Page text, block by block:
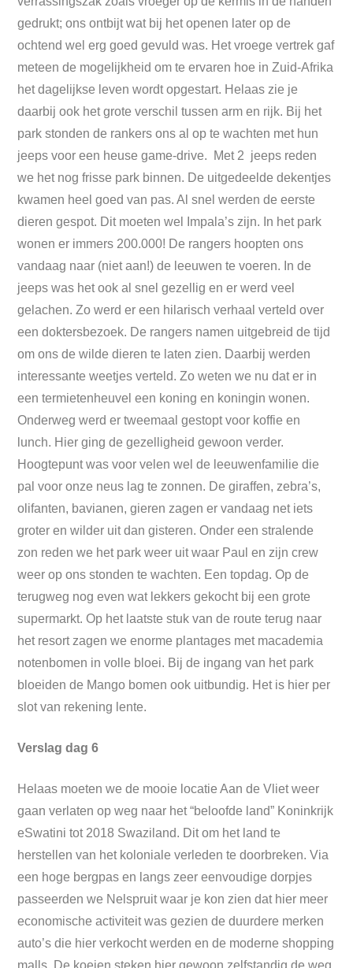
gedrukt; ons ontbijt wat bij het openen later op de
ochtend wel erg goed gevuld was. Het vroege vertrek gaf
meteen de mogelijkheid om te ervaren hoe in Zuid-Afrika
het dagelijkse leven wordt opgestart. Helaas zie je
daarbij ook het grote verschil tussen arm en rijk. Bij het
park stonden de rankers ons al op te wachten met hun
jeeps voor een heuse game-drive. Met 2 jeeps reden
we het nog frisse park binnen. De uitgedeelde dekentjes
kwamen heel goed van pas. Al snel werden de eerste
dieren gespot. Dit moeten wel Impala’s zijn. In het park
wonen er immers 200.000! De rangers hoopten ons
vandaag naar (niet aan!) de leeuwen te voeren. In de
jeeps was het ook al snel gezellig en er werd veel
gelachen. Zo werd er een hilarisch verhaal verteld over
een doktersbezoek. De rangers namen uitgebreid de tijd
om ons de wilde dieren te laten zien. Daarbij werden
interessante weetjes verteld. Zo weten we nu dat er in
een termietenheuvel een koning en koningin wonen.
Onderweg werd er tweemaal gestopt voor koffie en
lunch. Hier ging de gezelligheid gewoon verder.
Hoogtepunt was voor velen wel de leeuwenfamilie die
pal voor onze neus lag te zonnen. De giraffen, zebra’s,
olifanten, bavianen, gieren zagen er vandaag net iets
groter en wilder uit dan gisteren. Onder een stralende
zon reden we het park weer uit waar Paul en zijn crew
weer op ons stonden te wachten. Een topdag. Op de
terugweg nog even wat lekkers gekocht bij een grote
supermarkt. Op het laatste stuk van de route terug naar
het resort zagen we enorme plantages met macademia
notenbomen in volle bloei. Bij de ingang van het park
bloeiden de Mango bomen ook uitbundig. Het is hier per
slot van rekening lente.
Verslag dag 6
Helaas moeten we de mooie locatie Aan de Vliet weer
gaan verlaten op weg naar het “beloofde land” Koninkrijk
eSwatini tot 2018 Swaziland. Dit om het land te
herstellen van het koloniale verleden te doorbreken. Via
een hoge bergpas en langs zeer eenvoudige dorpjes
passeerden we Nelspruit waar je kon zien dat hier meer
economische activiteit was gezien de duurdere merken
auto’s die hier verkocht werden en de moderne shopping
malls. De koeien steken hier gewoon zelfstandig de weg